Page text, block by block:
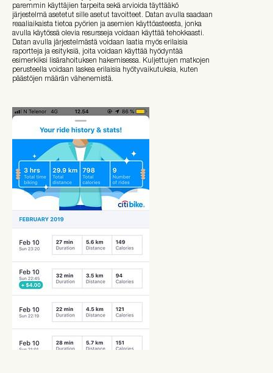
paremmin käyttäjien tarpeita sekä arvioida täyttääkö
järjestelmä asetetut sille asetut tavoitteet. Datan avulla saadaan
reaaliaikaista tietoa pyörien ja asemien käyttöasteesta, jonka
avulla käytössä olevia resursseja voidaan käyttää tehokkaasti.
Datan avulla järjestelmästä voidaan laatia myös erilaisia
raportteja ja esityksiä, joita voidaan käyttää hyödyntää
esimerkiksi lisärahoituksen hakemisessa. Kuljettujen matkojen
perusteella voidaan laskea erilaisia hyötyvaikutuksia, kuten
päästöjen määrän vähenemistä.